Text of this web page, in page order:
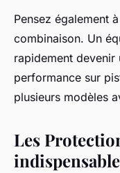
Pensez également
combinaison. Un
rapidement
performance sur
plusieurs modèles
Les